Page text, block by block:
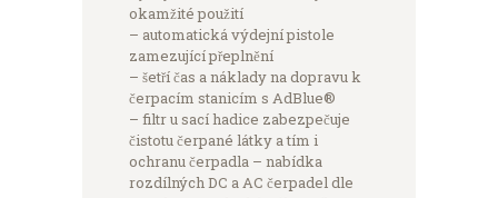
okamžité použití
– automatická výdejní pistole
zamezující přeplnění
– šetří čas a náklady na dopravu k
čerpacím stanicím s AdBlue®
– filtr u sací hadice zabezpečuje
čistotu čerpané látky a tím i
ochranu čerpadla – nabídka
rozdílných DC a AC čerpadel dle